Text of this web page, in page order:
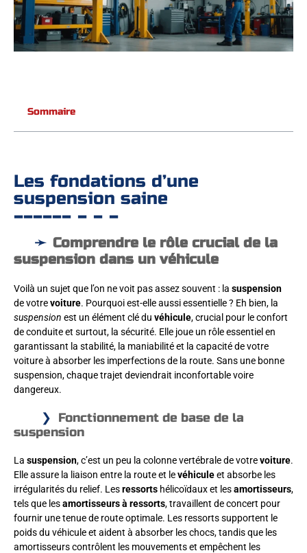
Sommaire
Les fondations d’une
suspension saine
Comprendre le rôle crucial de la
suspension dans un véhicule
Voilà un sujet que l’on ne voit pas assez souvent : la suspension
de votrevoiture. Pourquoi est-elle aussi essentielle ? Eh bien, la
suspension est un élément clé du véhicule, crucial pour le confort
de conduite et surtout, la sécurité. Elle joue un rôle essentiel en
garantissant la stabilité, la maniabilité et la capacité de votre
voiture à absorber les imperfections de la route. Sans une bonne
suspension, chaque trajet deviendrait inconfortable voire
dangereux.
Fonctionnement de base de la
suspension
La suspension, c’est un peu la colonne vertébrale de votrevoiture.
Elle assure la liaison entre la route et levéhiculeet absorbe les
irrégularités du relief. Lesressorts hélicoïdaux et lesamortisseurs,
tels que lesamortisseurs à ressorts, travaillent de concert pour
fournir une tenue de route optimale. Les ressorts supportent le
poids du véhicule et aident à absorber les chocs, tandis que les
amortisseurs contrôlent les mouvements et empêchent les